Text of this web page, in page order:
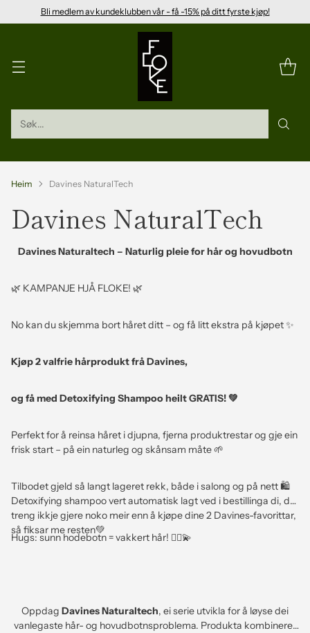
Bli medlem av kundeklubben vår - få -15% på ditt fyrste kjøp!
Søk...
Heim Davines NaturalTech
Davines NaturalTech
Davines Naturaltech – Naturlig pleie for hår og hovudbotn
🌿 KAMPANJE HJÅ FLOKE! 🌿
No kan du skjemma bort håret ditt – og få litt ekstra på kjøpet ✨
Kjøp 2 valfrie hårprodukt frå Davines,
og få med Detoxifying Shampoo heilt GRATIS! 💚
Perfekt for å reinsa håret i djupna, fjerna produktrestar og gje ein
frisk start – på ein naturleg og skånsam måte 🌱
Tilbodet gjeld så langt lageret rekk, både i salong og på nett 🛍️
Detoxifying shampoo vert automatisk lagt ved i bestillinga di, du
treng ikkje gjere noko meir enn å kjøpe dine 2 Davines-favorittar,
så fiksar me resten💚
Hugs: sunn hodebotn = vakkert hår! 💆‍♀️💫
Oppdag Davines Naturaltech, ei serie utvikla for å løyse dei
vanlegaste hår- og hovudbotnsproblema. Produkta kombinerer